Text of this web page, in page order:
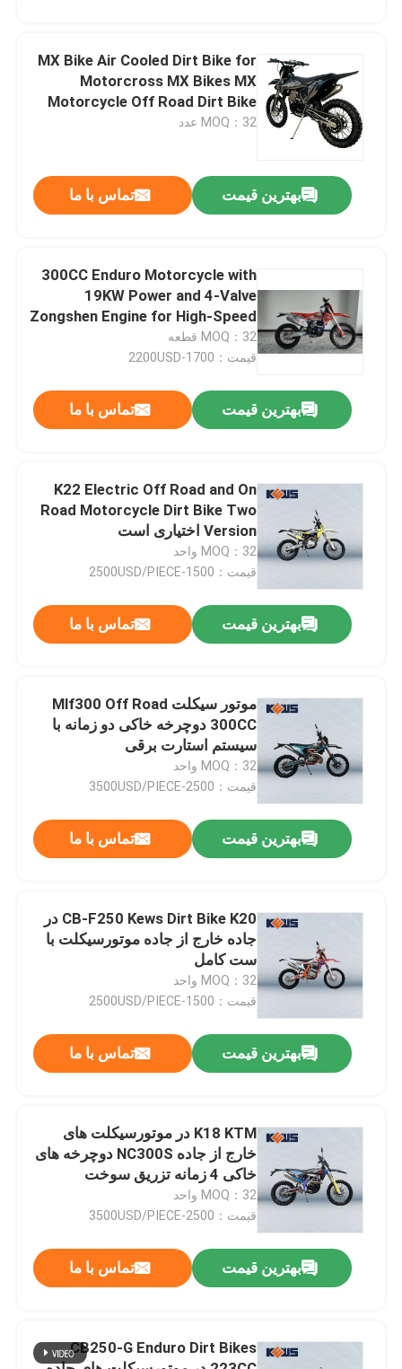
صفحه اصلی
درباره ما
تور کارخانه
کنترل کیفیت
با ما تماس بگیرید
وبلاگ
موتور سیکلت اندرو 4 سکته مغزی
موتور سیکلت های رالی
MX Bike Air Cooled Dirt Bike for
Motorcross MX Bikes MX
Motorcycle Off Road Dirt Bike
for Enduro KEWS Dirtbike
MOQ：32 عدد
بهترین قیمت تماس با ما
300CC Enduro Motorcycle with
19KW Power and 4-Valve
Zongshen Engine for High-Speed
Off-Road Dirt Bike
MOQ：32 قطعه
قیمت：1700-2200USD
بهترین قیمت تماس با ما
K22 Electric Off Road and On
Road Motorcycle Dirt Bike Two
Version اختیاری است
MOQ：32 واحد
قیمت：1500-2500USD/PIECE
بهترین قیمت تماس با ما
موتور سیکلت Mlf300 Off Road
300CC دوچرخه خاکی دو زمانه با
سیستم استارت برقی
MOQ：32 واحد
قیمت：2500-3500USD/PIECE
بهترین قیمت تماس با ما
CB-F250 Kews Dirt Bike K20 در
جاده خارج از جاده موتورسیکلت با
ست کامل
MOQ：32 واحد
قیمت：1500-2500USD/PIECE
بهترین قیمت تماس با ما
K18 KTM در موتورسیکلت های
خارج از جاده NC300S دوچرخه های
خاکی 4 زمانه تزریق سوخت
MOQ：32 واحد
قیمت：2500-3500USD/PIECE
بهترین قیمت تماس با ما
CB250-G Enduro Dirt Bikes